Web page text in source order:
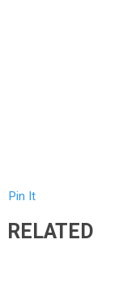
Pin It
RELATED